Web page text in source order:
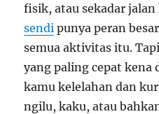
fisik, atau sekadar
sendi punya peran
semua aktivitas itu.
yang paling cepat kena
kamu kelelahan dan
ngilu, kaku, atau